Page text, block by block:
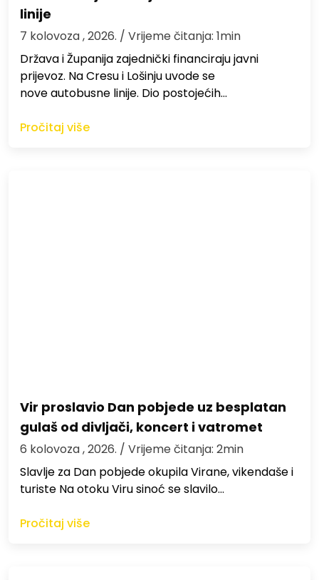
linije
7 kolovoza , 2026. / Vrijeme čitanja: 1min
Država i Županija zajednički financiraju javni
prijevoz. Na Cresu i Lošinju uvode se
nove autobusne linije. Dio postojećih…
Pročitaj više
Vir proslavio Dan pobjede uz besplatan
gulaš od divljači, koncert i vatromet
6 kolovoza , 2026. / Vrijeme čitanja: 2min
Slavlje za Dan pobjede okupila Virane, vikendaše i
turiste Na otoku Viru sinoć se slavilo…
Pročitaj više